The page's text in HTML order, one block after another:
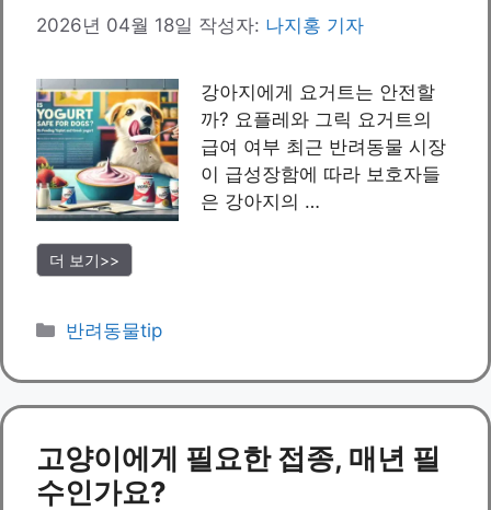
2026년 04월 18일 작성자: 나지홍 기자
강아지에게 요거트는 안전할
까? 요플레와 그릭 요거트의
급여 여부 최근 반려동물 시장
이 급성장함에 따라 보호자들
은 강아지의 …
더 보기>>
카
고
리
반려동물tip
고양이에게 필요한 접종, 매년 필
수인가요?